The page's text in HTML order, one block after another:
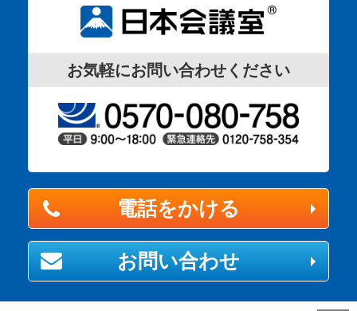
お気軽にお問い合わせください
電話をかける
お問い合わせ